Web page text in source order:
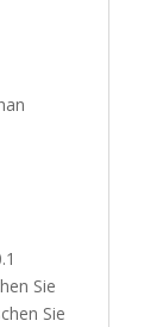
Sie
Sie